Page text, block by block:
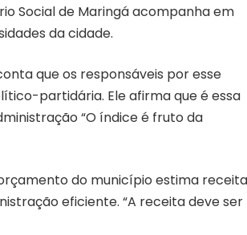
Social de Maringá acompanha em
da cidade.
que os responsáveis por esse
partidária. Ele afirma que é essa
“O índice é fruto da
do município estima
eficiente. “A receita deve ser